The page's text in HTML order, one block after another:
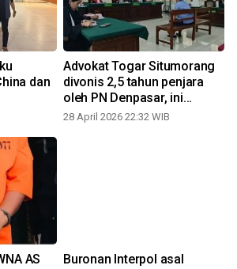
dan
Advokat Togar Situmorang
divonis 2,5 tahun penjara
oleh PN Denpasar, ini
kasusnya!
28 April 2026 22:32 WIB
AS
Buronan Interpol asal